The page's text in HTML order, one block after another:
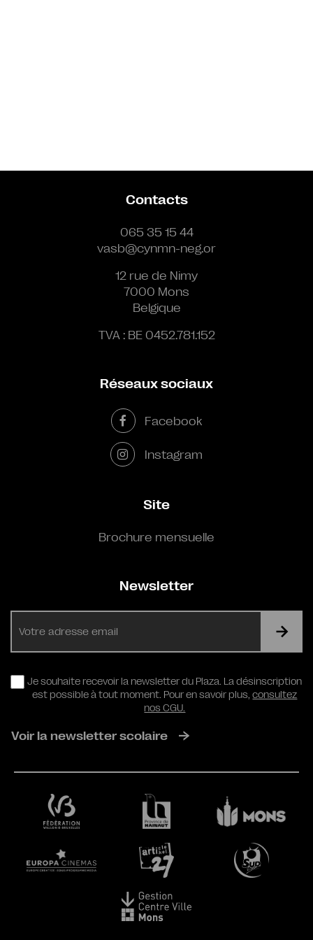
Contacts
065 35 15 44
vasb@cynmn-neg.or
12 rue de Nimy
7000 Mons
Belgique
TVA : BE 0452.781.152
Réseaux sociaux
Facebook
Instagram
Site
Brochure mensuelle
Newsletter
RGPD
Je souhaite recevoir la newsletter du Plaza. La désinscription
est possible à tout moment. Pour en savoir plus,consultez
nos CGU.
Voir la newsletter scolaire